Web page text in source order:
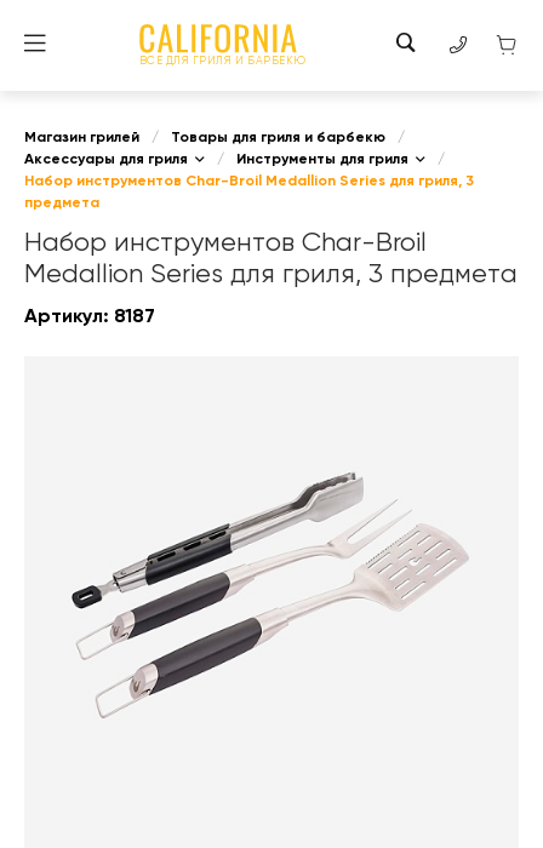
ВСЕ ДЛЯ ГРИЛЯ И БАРБЕКЮ
Магазин грилей / Товары для гриля и барбекю
/
Аксессуары для гриля
/ Инструменты для гриля
/
Набор инструментов Char-Broil Medallion Series для гриля, 3
предмета
Набор инструментов Char-Broil
Medallion Series для гриля, 3 предмета
Артикул: 8187